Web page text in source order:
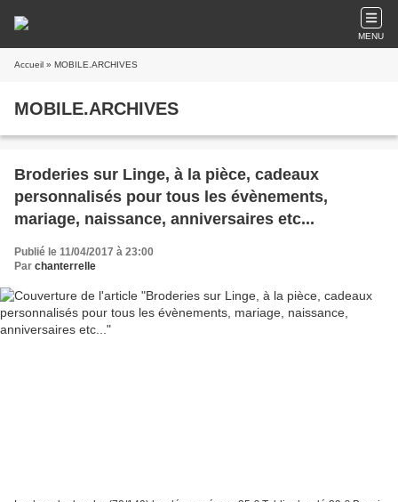
MENU
Accueil » MOBILE.ARCHIVES
MOBILE.ARCHIVES
Broderies sur Linge, à la pièce, cadeaux
personnalisés pour tous les évènements,
mariage, naissance, anniversaires etc...
Publié le 11/04/2017 à 23:00
Par chanterrelle